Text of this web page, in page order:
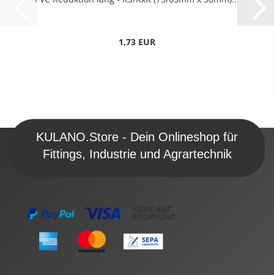
1,73 EUR
KULANO.Store - Dein Onlineshop für
Fittings, Industrie und Agrartechnik